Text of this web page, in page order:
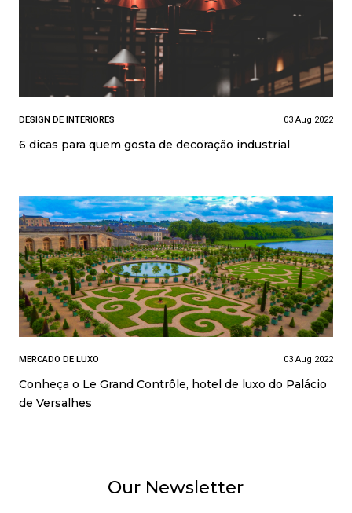
DESIGN DE INTERIORES 03 Aug 2022
6 dicas para quem gosta de decoração industrial
MERCADO DE LUXO 03 Aug 2022
Conheça o Le Grand Contrôle, hotel de luxo do Palácio
de Versalhes
Our Newsletter